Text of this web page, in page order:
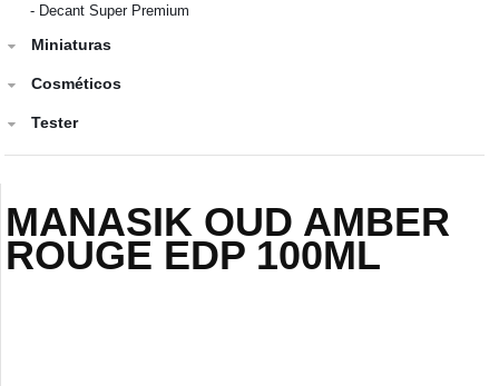
- Decant Super Premium
Miniaturas
Cosméticos
Tester
MANASIK OUD AMBER
ROUGE EDP 100ML